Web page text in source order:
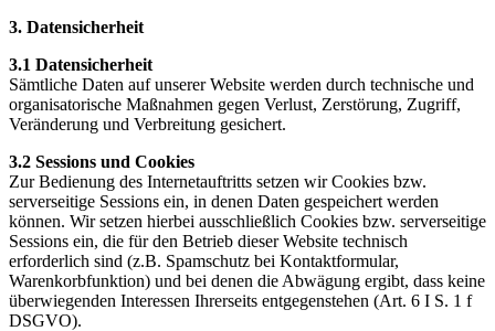
3. Datensicherheit
3.1 Datensicherheit
Sämtliche Daten auf unserer Website werden durch technische und
organisatorische Maßnahmen gegen Verlust, Zerstörung, Zugriff,
Veränderung und Verbreitung gesichert.
3.2 Sessions und Cookies
Zur Bedienung des Internetauftritts setzen wir Cookies bzw.
serverseitige Sessions ein, in denen Daten gespeichert werden
können. Wir setzen hierbei ausschließlich Cookies bzw. serverseitige
Sessions ein, die für den Betrieb dieser Website technisch
erforderlich sind (z.B. Spamschutz bei Kontaktformular,
Warenkorbfunktion) und bei denen die Abwägung ergibt, dass keine
überwiegenden Interessen Ihrerseits entgegenstehen (Art. 6 I S. 1 f
DSGVO).